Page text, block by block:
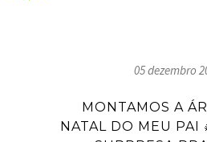
05 dezembro
MONTAMOS A
NATAL DO MEU PAI